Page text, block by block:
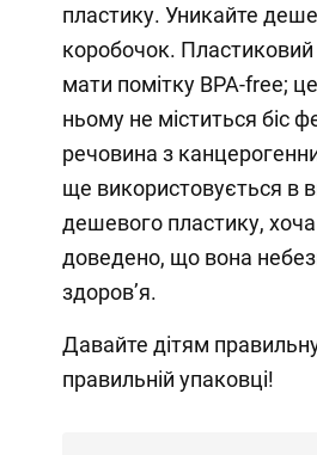
пластику. Уникайте
коробочок.
мати помітку BPA-free;
ньому не міститься біс
речовина з
ще використовується в
дешевого пластику,
доведено, що вона
здоров’я.
Давайте дітям
правильній упаковці!